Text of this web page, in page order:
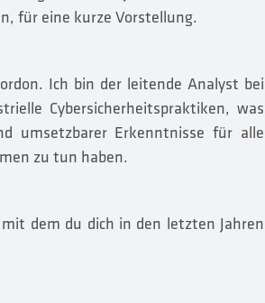
für eine kurze Vorstellung.
Ich bin der leitende Analyst bei
Cybersicherheitspraktiken, was
umsetzbarer Erkenntnisse für alle
zu tun haben.
dem du dich in den letzten Jahren